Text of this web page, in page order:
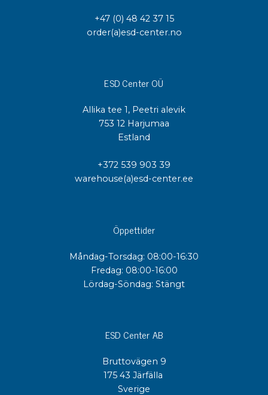
+47 (0) 48 42 37 15
order(a)esd-center.no
ESD Center OÜ
Allika tee 1, Peetri alevik
753 12 Harjumaa
Estland
+372 539 903 39
warehouse(a)esd-center.ee
Öppettider
Måndag-Torsdag: 08:00-16:30
Fredag: 08:00-16:00
Lördag-Söndag: Stängt
ESD Center AB
Bruttovägen 9
175 43 Järfälla
Sverige